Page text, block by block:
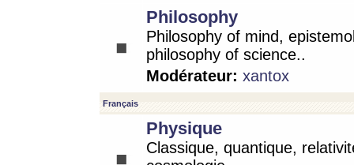
Philosophy
Philosophy of mind,
philosophy of science..
Modérateur: xantox
Français
Physique
Classique, quantique,